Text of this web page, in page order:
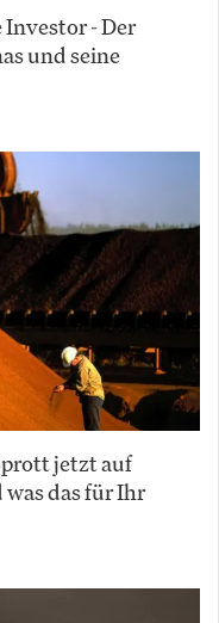
Investor - Der
und seine
jetzt auf
das für Ihr